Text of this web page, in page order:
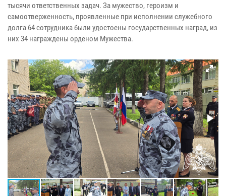
тысячи ответственных задач. За мужество, героизм и
самоотверженность, проявленные при исполнении служебного
долга 64 сотрудника были удостоены государственных наград, из
них 34 награждены орденом Мужества.